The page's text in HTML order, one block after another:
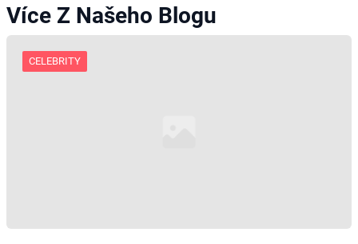
Více Z Našeho Blogu
CELEBRITY